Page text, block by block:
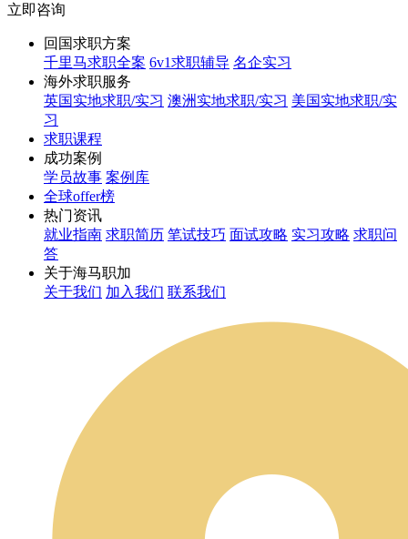
立即咨询
回国求职方案
千里马求职全案 6v1求职辅导 名企实习
海外求职服务
英国实地求职/实习 澳洲实地求职/实习 美国实地求职/实
习
求职课程
成功案例
学员故事 案例库
全球offer榜
热门资讯
就业指南 求职简历 笔试技巧 面试攻略 实习攻略 求职问
答
关于海马职加
关于我们 加入我们 联系我们